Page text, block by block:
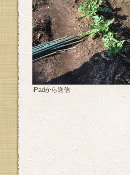
iPadから送信